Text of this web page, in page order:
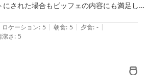
された場合もビッフェの内容にも満足して
利用をしたいと思います。
ロケーション: 5 | 朝食: 5 | 夕食: - |
潔さ: 5